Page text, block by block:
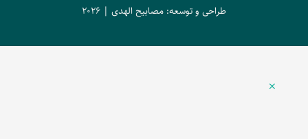
طراحی و توسعه: مصابیح الهدی | 2026